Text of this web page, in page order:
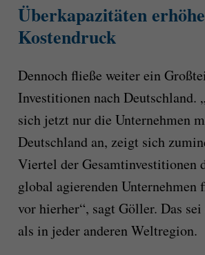
Überkapazitäten
Kostendruck
Dennoch fließe weiter ein
Investitionen nach Deutschland.
sich jetzt nur die Unternehmen
Deutschland an, zeigt sich
Viertel der Gesamtinvestitionen
global agierenden Unternehmen
vor hierher“, sagt Göller. Das
als in jeder anderen Weltregion.